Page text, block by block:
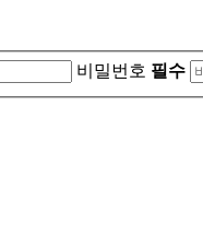
비밀번호 필수